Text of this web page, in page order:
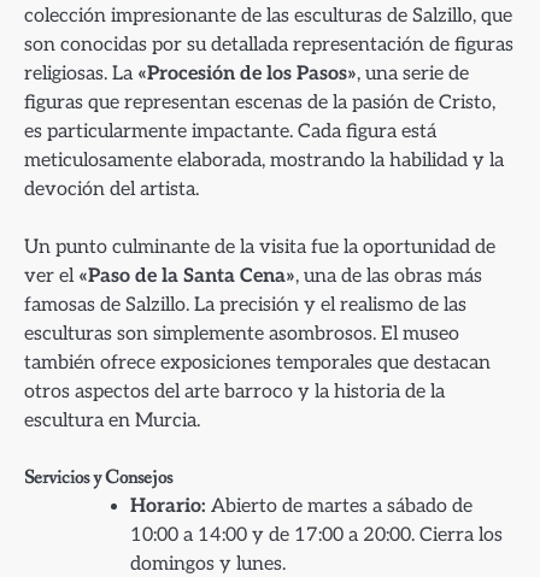
colección impresionante de las esculturas de Salzillo, que
son conocidas por su detallada representación de figuras
religiosas. La «Procesión de los Pasos», una serie de
figuras que representan escenas de la pasión de Cristo,
es particularmente impactante. Cada figura está
meticulosamente elaborada, mostrando la habilidad y la
devoción del artista.
Un punto culminante de la visita fue la oportunidad de
ver el «Paso de la Santa Cena», una de las obras más
famosas de Salzillo. La precisión y el realismo de las
esculturas son simplemente asombrosos. El museo
también ofrece exposiciones temporales que destacan
otros aspectos del arte barroco y la historia de la
escultura en Murcia.
Servicios y Consejos
Horario: Abierto de martes a sábado de
10:00 a 14:00 y de 17:00 a 20:00. Cierra los
domingos y lunes.